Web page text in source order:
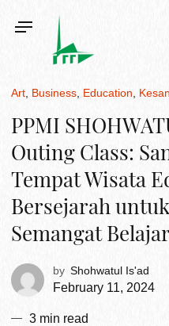
Art Business Education
PPMI
Outing Class:
Tempat Wisata
Bersejarah
Semangat
by Shohwatul Is'ad
February 11, 2024
3 min read